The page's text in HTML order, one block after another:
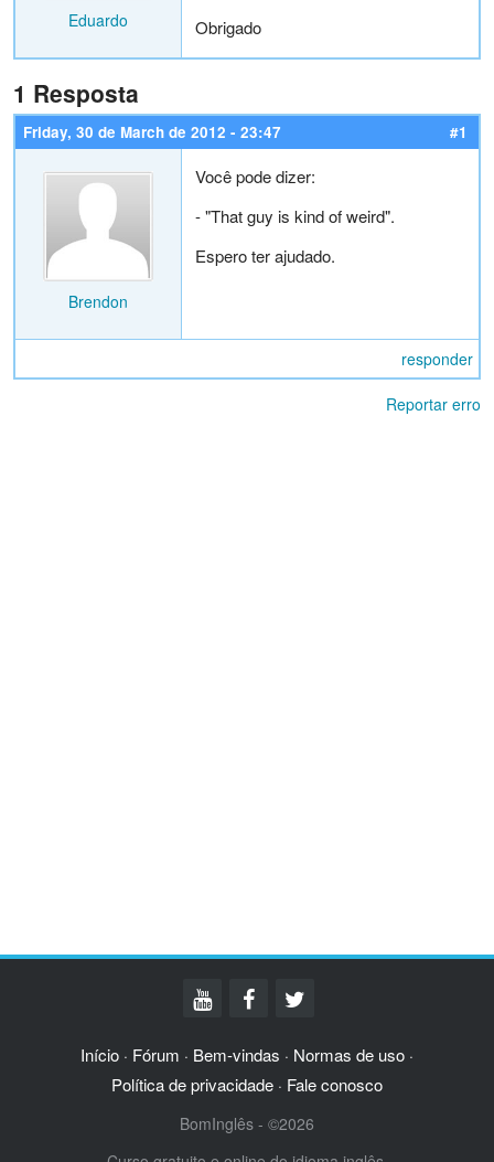
Eduardo
Obrigado
1 Resposta
Friday, 30 de March de 2012 - 23:47 #1
Brendon
Você pode dizer:
- "That guy is kind of weird".
Espero ter ajudado.
responder
Reportar erro
Início · Fórum · Bem-vindas · Normas de uso ·
Política de privacidade · Fale conosco
BomInglês - ©2026